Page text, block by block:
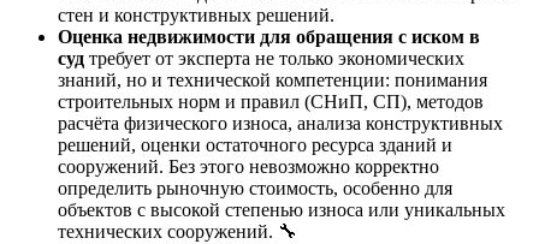
стен и конструктивных решений.
Оценка недвижимости для обращения с иском в
суд требует от эксперта не только экономических
знаний, но и технической компетенции: понимания
строительных норм и правил (СНиП, СП), методов
расчёта физического износа, анализа конструктивных
решений, оценки остаточного ресурса зданий и
сооружений. Без этого невозможно корректно
определить рыночную стоимость, особенно для
объектов с высокой степенью износа или уникальных
технических сооружений. 🔧